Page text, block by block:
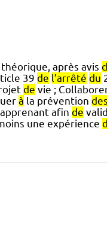
après avis
39 de l’arrêté du
de vie ;
à la prévention des
afin de
une expérience